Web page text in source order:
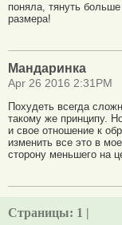
поняла, тянуть
размера!
Мандаринка
Apr 26 2016 2:31PM
Похудеть всегда
такому же принципу.
и свое отношение к
изменить все это в
сторону меньшего на
Страницы: 1 |